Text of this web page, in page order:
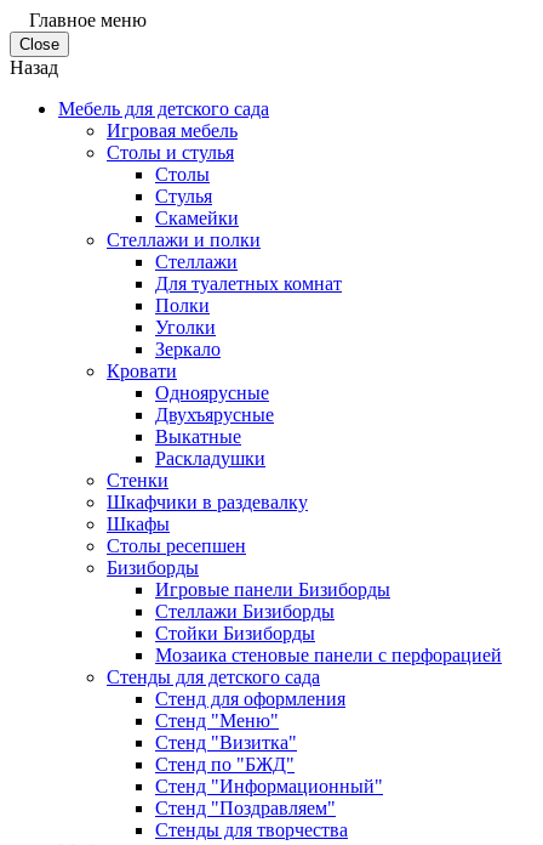
Главное меню
Close
Назад
Мебель для детского сада
Игровая мебель
Столы и стулья
Столы
Стулья
Скамейки
Стеллажи и полки
Стеллажи
Для туалетных комнат
Полки
Уголки
Зеркало
Кровати
Одноярусные
Двухъярусные
Выкатные
Раскладушки
Стенки
Шкафчики в раздевалку
Шкафы
Столы ресепшен
Бизиборды
Игровые панели Бизиборды
Стеллажи Бизиборды
Стойки Бизиборды
Мозаика стеновые панели с перфорацией
Стенды для детского сада
Стенд для оформления
Стенд "Меню"
Стенд "Визитка"
Стенд по "БЖД"
Стенд "Информационный"
Стенд "Поздравляем"
Стенды для творчества